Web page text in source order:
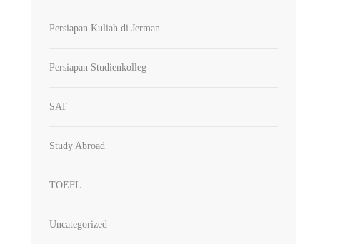
Persiapan Kuliah di Jerman
Persiapan Studienkolleg
SAT
Study Abroad
TOEFL
Uncategorized